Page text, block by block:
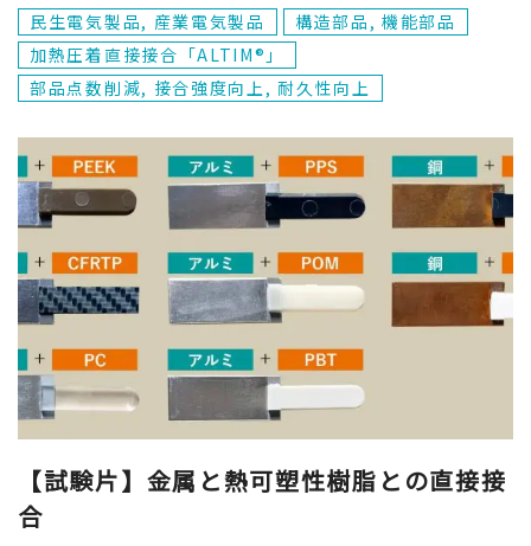
民生電気製品, 産業電気製品
構造部品, 機能部品
加熱圧着直接接合「ALTIM®」
部品点数削減, 接合強度向上, 耐久性向上
【試験片】金属と熱可塑性樹脂との直接接
合